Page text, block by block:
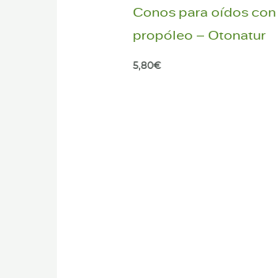
Conos para oídos con
propóleo – Otonatur
5,80€